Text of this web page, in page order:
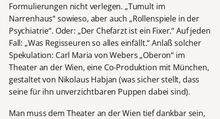
Formulierungen nicht verlegen. „Tumult im
Narrenhaus“ sowieso, aber auch „Rollenspiele in der
Psychiatrie“. Oder: „Der Chefarzt ist ein Fixer.“ Auf jeden
Fall: „Was Regisseuren so alles einfällt.“ Anlaß solcher
Spekulation: Carl Maria von Webers „Oberon“ im
Theater an der Wien, eine Co-Produktion mit München,
gestaltet von Nikolaus Habjan (was sicher stellt, dass
seine für ihn unverzichtbaren Puppen dabei sind).
Man muss dem Theater an der Wien tief dankbar sein,